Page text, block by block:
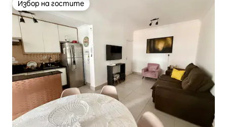
Избор на гостите
Избор на гостите